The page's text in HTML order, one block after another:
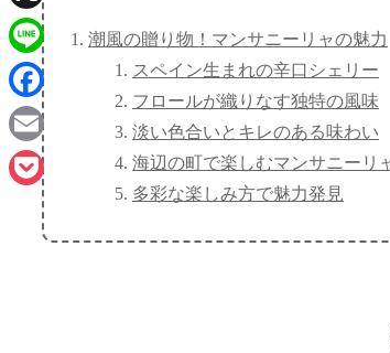
潮風の贈り物！マンサニーリャの魅力
スペイン生まれの辛口シェリー
フロールが織りなす独特の風味
淡い色合いとキレのある味わい
海辺の町で楽しむマンサニーリ
多彩な楽しみ方で魅力発見
X
Line
Facebook
Email
Pocket